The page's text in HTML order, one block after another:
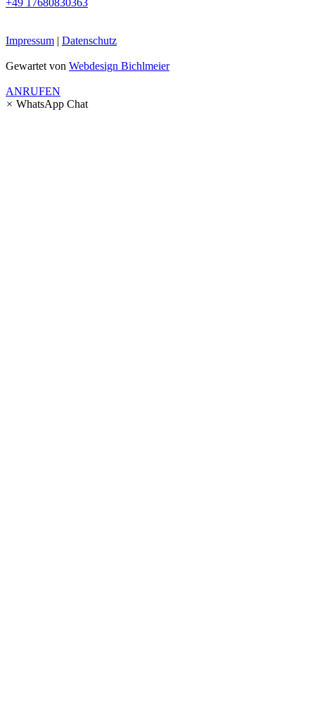
+49 17680830363
Impressum | Datenschutz
Gewartet von Webdesign Bichlmeier
ANRUFEN
× WhatsApp Chat